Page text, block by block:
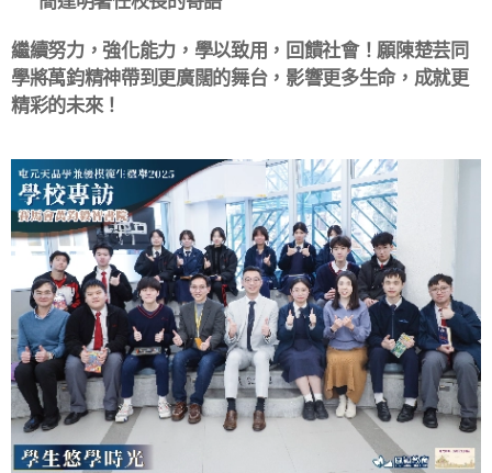
繼續努力，強化能力，學以致用，回饋社會！願陳楚芸同
學將萬鈞精神帶到更廣闊的舞台，影響更多生命，成就更
精彩的未來！